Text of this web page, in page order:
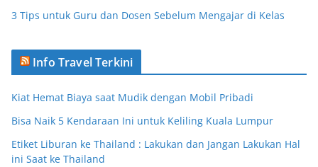
3 Tips untuk Guru dan Dosen Sebelum Mengajar di Kelas
Info Travel Terkini
Kiat Hemat Biaya saat Mudik dengan Mobil Pribadi
Bisa Naik 5 Kendaraan Ini untuk Keliling Kuala Lumpur
Etiket Liburan ke Thailand : Lakukan dan Jangan Lakukan Hal
ini Saat ke Thailand